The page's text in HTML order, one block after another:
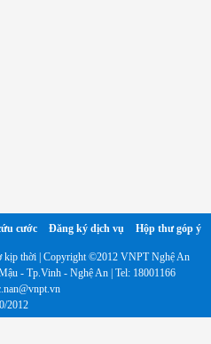
cước Đăng ký dịch vụ Hộp thư góp ý
kịp thời | Copyright ©2012 VNPT Nghệ An
- Tp.Vinh - Nghệ An | Tel: 18001166
2012